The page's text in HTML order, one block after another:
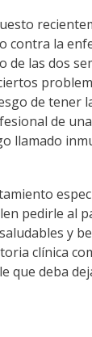
contra la
de las dos
de tener
de
llamado
pedirle al
y
clínica
que deba